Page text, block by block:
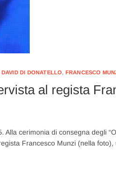
DAVID DI DONATELLO, FRANCESCO
al regista
Alla cerimonia di consegna degli
Francesco Munzi (nella